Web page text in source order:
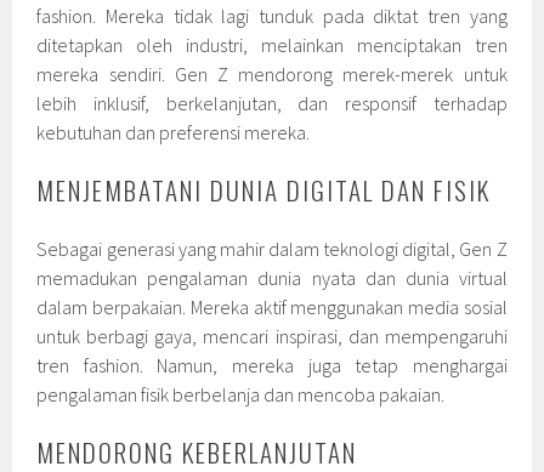
fashion. Mereka tidak lagi tunduk pada diktat tren yang
ditetapkan oleh industri, melainkan menciptakan tren
mereka sendiri. Gen Z mendorong merek-merek untuk
lebih inklusif, berkelanjutan, dan responsif terhadap
kebutuhan dan preferensi mereka.
MENJEMBATANI DUNIA DIGITAL DAN FISIK
Sebagai generasi yang mahir dalam teknologi digital, Gen Z
memadukan pengalaman dunia nyata dan dunia virtual
dalam berpakaian. Mereka aktif menggunakan media sosial
untuk berbagi gaya, mencari inspirasi, dan mempengaruhi
tren fashion. Namun, mereka juga tetap menghargai
pengalaman fisik berbelanja dan mencoba pakaian.
MENDORONG KEBERLANJUTAN